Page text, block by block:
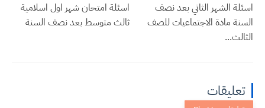
اسئلة الشهر الثاني بعد نصف
السنة مادة الاجتماعيات للصف
الثالث...
اسئلة امتحان شهر اول اسلامية
ثالث متوسط بعد نصف السنة
تعليقات